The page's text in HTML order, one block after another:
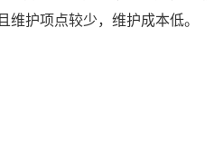
护项点较少，维护成本低。